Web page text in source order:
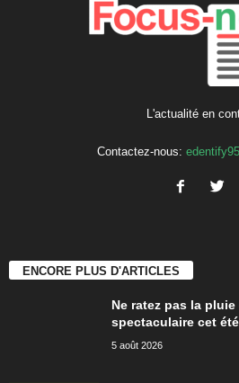
L'actualité en
Contactez-nous:
ENCORE PLUS D'ARTICLES
Ne ratez pas la
spectaculaire cet été
5 août 2026